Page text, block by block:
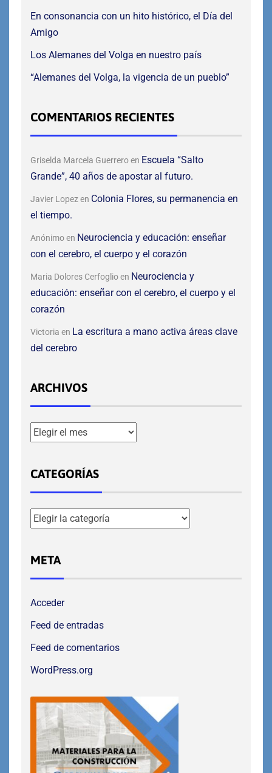
En consonancia con un hito histórico, el Día del
Amigo
Los Alemanes del Volga en nuestro país
“Alemanes del Volga, la vigencia de un pueblo”
COMENTARIOS RECIENTES
Griselda Marcela Guerreroen Escuela “Salto
Grande”, 40 años de apostar al futuro.
Javier Lopezen Colonia Flores, su permanencia en
el tiempo.
Anónimoen Neurociencia y educación: enseñar
con el cerebro, el cuerpo y el corazón
Maria Dolores Cerfoglioen Neurociencia y
educación: enseñar con el cerebro, el cuerpo y el
corazón
Victoria en La escritura a mano activa áreas clave
del cerebro
ARCHIVOS
CATEGORÍAS
META
Acceder
Feed de entradas
Feed de comentarios
WordPress.org